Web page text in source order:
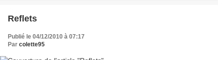
Reflets
Publié le 04/12/2010 à 07:17
Par colette95